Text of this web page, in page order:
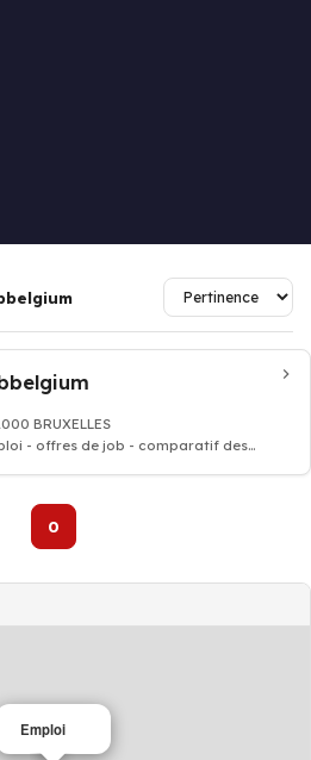
BRUXELLES
- offres de job - comparatif des
0
Emploi